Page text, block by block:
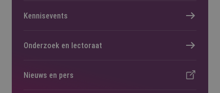
Kennisevents
Onderzoek en lectoraat
Nieuws en pers